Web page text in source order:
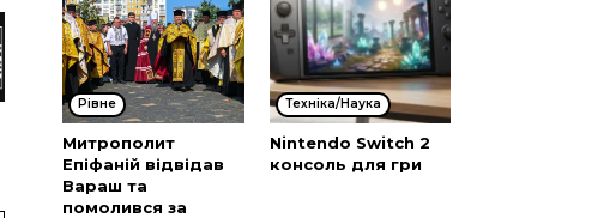
Рівне
Митрополит
Епіфаній відвідав
Вараш та
помолився за
Техніка/Наука
Nintendo Switch 2
консоль для гри